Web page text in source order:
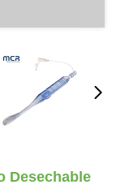
Desechable